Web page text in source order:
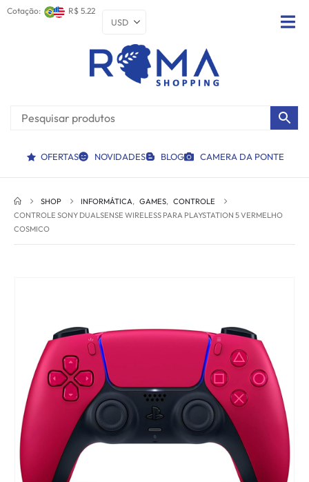
Cotação: R$ 5.22
OFERTAS NOVIDADES BLOG CAMERA DA PONTE
SHOP INFORMÁTICA, GAMES, CONTROLE
CONTROLE SONY DUALSENSE WIRELESS PARA PLAYSTATION 5 VERMELHO
COSMICO